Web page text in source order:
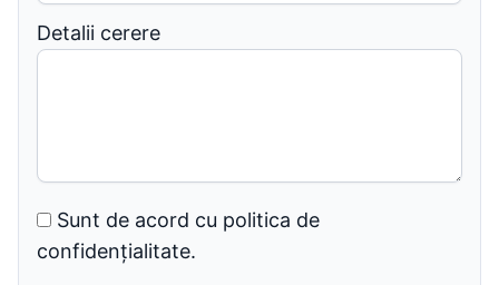
Detalii cerere
Sunt de acord cu politica de
confidențialitate.